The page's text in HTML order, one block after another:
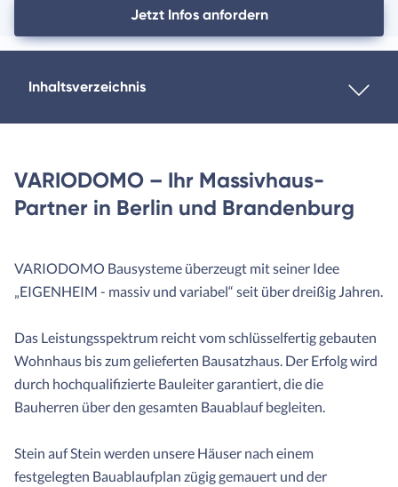
Jetzt Infos anfordern
Inhaltsverzeichnis
VARIODOMO – Ihr Massivhaus-
Partner in Berlin und Brandenburg
VARIODOMO Bausysteme überzeugt mit seiner Idee
„EIGENHEIM - massiv und variabel“ seit über dreißig Jahren.
Das Leistungsspektrum reicht vom schlüsselfertig gebauten
Wohnhaus bis zum gelieferten Bausatzhaus. Der Erfolg wird
durch hochqualifizierte Bauleiter garantiert, die die
Bauherren über den gesamten Bauablauf begleiten.
Stein auf Stein werden unsere Häuser nach einem
festgelegten Bauablaufplan zügig gemauert und der